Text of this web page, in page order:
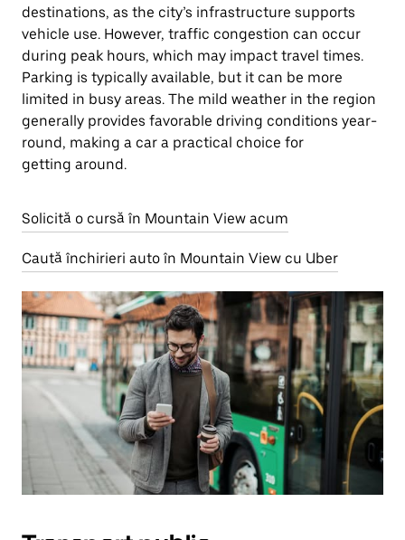
destinations, as the city’s infrastructure supports
vehicle use. However, traffic congestion can occur
during peak hours, which may impact travel times.
Parking is typically available, but it can be more
limited in busy areas. The mild weather in the region
generally provides favorable driving conditions year-
round, making a car a practical choice for
getting around.
Solicită o cursă în Mountain View acum
Caută închirieri auto în Mountain View cu Uber